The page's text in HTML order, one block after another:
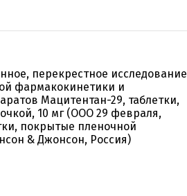
перекрестное исследование
фармакокинетики и
Мацитентан-29, таблетки,
10 мг (ООО 29 февраля,
покрытые пленочной
& Джонсон, Россия)